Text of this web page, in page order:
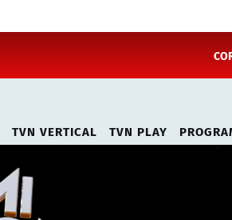
TVN VERTICAL TVN PLAY